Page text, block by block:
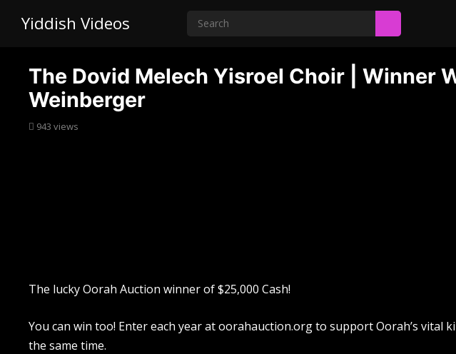
Yiddish Videos
The Dovid Melech Yisroel Choir | Winner
Weinberger
943 views
The lucky Oorah Auction winner of $25,000 Cash!
You can win too! Enter each year at oorahauction.org to support Oorah’s vital
the same time.